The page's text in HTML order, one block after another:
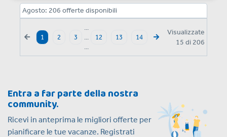
Agosto: 206 offerte disponibili
1 2 3
...
...
...
12 13 14
Visualizzate
15 di 206
Entra a far parte della nostra
community.
Ricevi in anteprima le migliori offerte per
pianificare le tue vacanze. Registrati